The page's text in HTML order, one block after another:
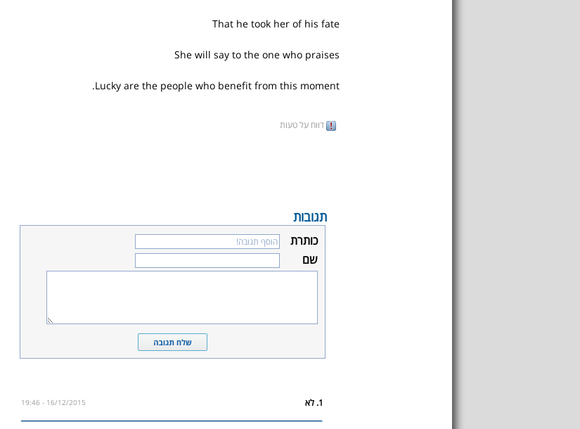
That he took her of his fate
She will say to the one who praises
Lucky are the people who benefit from this moment.
דווח על טעות
תגובות
כותרת
שם
1. לא 16/12/2015 - 19:46